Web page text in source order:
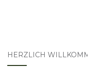
HERZLICH